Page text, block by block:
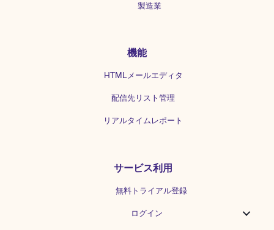
製造業
機能
HTMLメールエディタ
配信先リスト管理
リアルタイムレポート
サービス利用
無料トライアル登録
ログイン